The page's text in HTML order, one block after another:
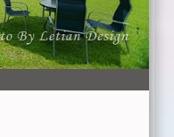
轉帳，則視同放棄，
與健康，室內一律禁
喔。請勿攜帶任何寵
或地震等不可抗拒之
則)時，無條件退回
或取消以宜蘭當地或